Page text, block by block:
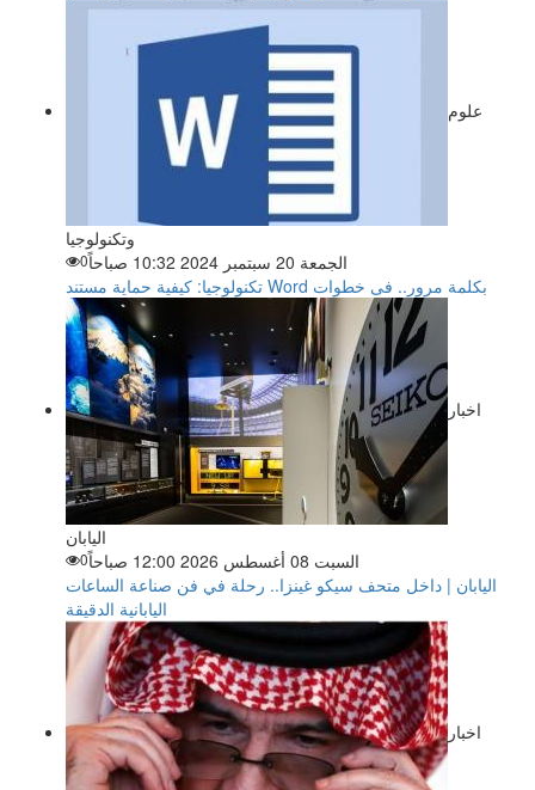
علوم
وتكنولوجيا
الجمعة 20 سبتمبر 2024 10:32 صباحاً
0
تكنولوجيا: كيفية حماية مستند Word بكلمة مرور.. فى خطوات
اخبار
اليابان
السبت 08 أغسطس 2026 12:00 صباحاً
0
اليابان | داخل متحف سيكو غينزا.. رحلة في فن صناعة الساعات
اليابانية الدقيقة
اخبار